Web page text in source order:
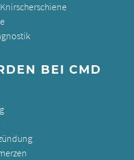
BEI CMD